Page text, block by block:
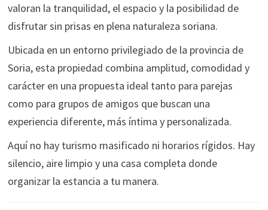
valoran la tranquilidad, el espacio y la posibilidad de
disfrutar sin prisas en plena naturaleza soriana.
Ubicada en un entorno privilegiado de la provincia de
Soria, esta propiedad combina amplitud, comodidad y
carácter en una propuesta ideal tanto para parejas
como para grupos de amigos que buscan una
experiencia diferente, más íntima y personalizada.
Aquí no hay turismo masificado ni horarios rígidos. Hay
silencio, aire limpio y una casa completa donde
organizar la estancia a tu manera.